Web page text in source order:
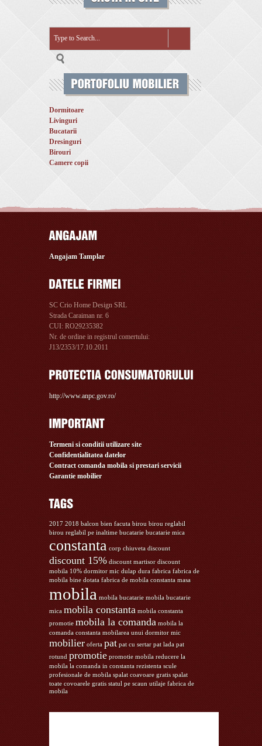
Dormitoare
Livinguri
Bucatarii
Dresinguri
Birouri
Camere copii
Angajam Tamplar
SC Crio Home Design SRL
Strada Caraiman nr. 6
CUI: RO29235382
Nr. de ordine in registrul comertului:
J13/2353/17.10.2011
http://www.anpc.gov.ro/
Termeni si conditii utilizare site
Confidentialitatea datelor
Contract comanda mobila si prestari servicii
Garantie mobilier
2017 2018 balcon bien facuta birou birou reglabil
birou reglabil pe inaltime bucatarie bucatarie mica
constanta corp chiuveta discount
discount 15% discount martisor discount
mobila 10% dormitor mic dulap dura fabrica fabrica de
mobila bine dotata fabrica de mobila constanta masa
mobila mobila bucatarie mobila bucatarie
mica mobila constanta mobila constanta
promotie mobila la comanda mobila la
comanda constanta mobilarea unui dormitor mic
mobilier oferta pat pat cu sertar pat lada pat
rotund promotie promotie mobila reducere la
mobila la comanda in constanta rezistenta scule
profesionale de mobila spalat coavoare gratis spalat
toate covoarele gratis statul pe scaun utilaje fabrica de
mobila